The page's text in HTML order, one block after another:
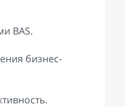
BAS.
бизнес-